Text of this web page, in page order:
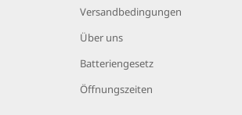
Versandbedingungen
Über uns
Batteriengesetz
Öffnungszeiten